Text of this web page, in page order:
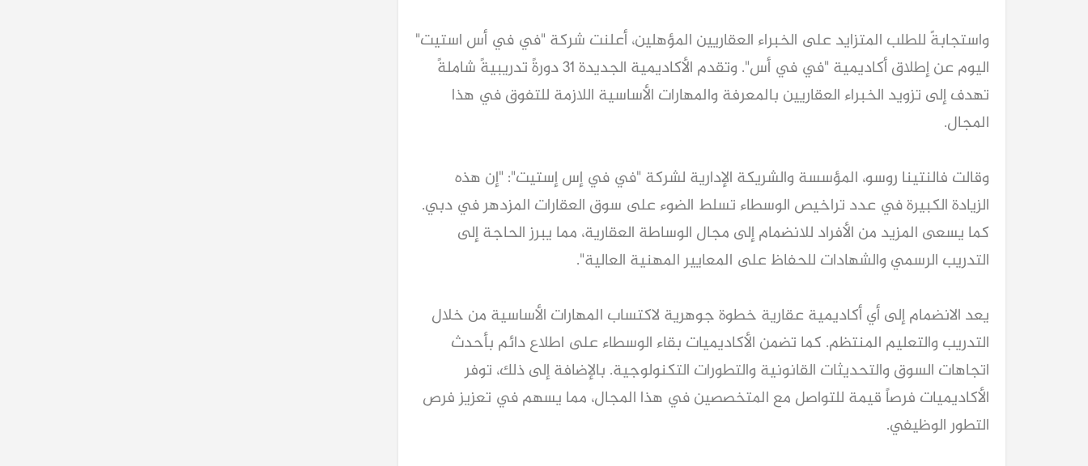
واستجابةً للطلب المتزايد على الخبراء العقاريين المؤهلين، أعلنت شركة "في في أس استيت"
اليوم عن إطلاق أكاديمية "في في أس". وتقدم الأكاديمية الجديدة 31 دورةً تدريبيةً شاملةً
تهدف إلى تزويد الخبراء العقاريين بالمعرفة والمهارات الأساسية اللازمة للتفوق في هذا
المجال.
وقالت فالنتينا روسو، المؤسسة والشريكة الإدارية لشركة "في في إس إستيت": "إن هذه
الزيادة الكبيرة في عدد تراخيص الوسطاء تسلط الضوء على سوق العقارات المزدهر في دبي.
كما يسعى المزيد من الأفراد للانضمام إلى مجال الوساطة العقارية، مما يبرز الحاجة إلى
التدريب الرسمي والشهادات للحفاظ على المعايير المهنية العالية".
يعد الانضمام إلى أي أكاديمية عقارية خطوة جوهرية لاكتساب المهارات الأساسية من خلال
التدريب والتعليم المنتظم. كما تضمن الأكاديميات بقاء الوسطاء على اطلاع دائم بأحدث
اتجاهات السوق والتحديثات القانونية والتطورات التكنولوجية. بالإضافة إلى ذلك، توفر
الأكاديميات فرصاً قيمة للتواصل مع المتخصصين في هذا المجال، مما يسهم في تعزيز فرص
التطور الوظيفي.